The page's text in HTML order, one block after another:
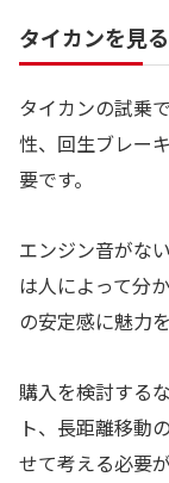
タイカンを見る
タイカンの試乗
性、回生ブレー
要です。
エンジン音がな
は人によって分
の安定感に魅力
購入を検討する
ト、長距離移動
せて考える必要